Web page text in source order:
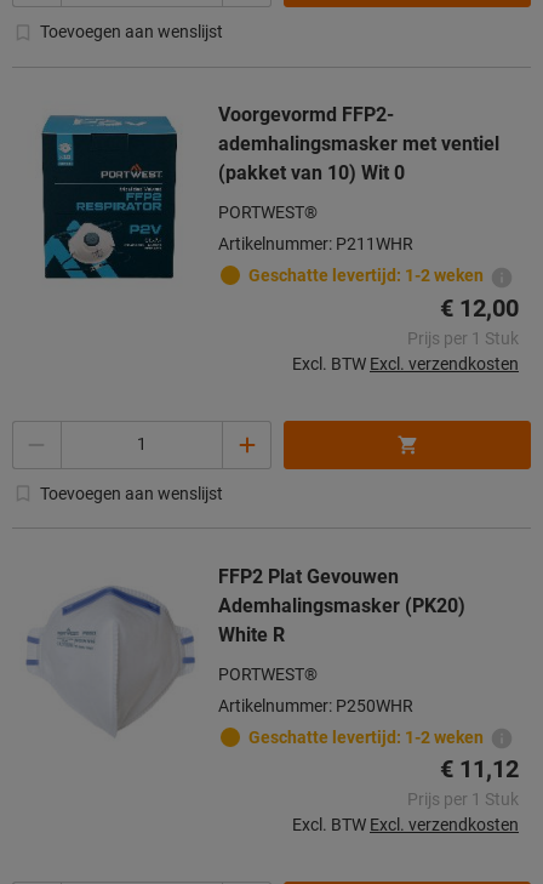
Toevoegen aan wenslijst
Voorgevormd FFP2-
ademhalingsmasker met ventiel
(pakket van 10) Wit 0
PORTWEST®
Artikelnummer: P211WHR
Geschatte levertijd: 1-2 weken
€ 12,00
Prijs per 1 Stuk
Excl. BTW Excl. verzendkosten
Toevoegen aan wenslijst
FFP2 Plat Gevouwen
Ademhalingsmasker (PK20)
White R
PORTWEST®
Artikelnummer: P250WHR
Geschatte levertijd: 1-2 weken
€ 11,12
Prijs per 1 Stuk
Excl. BTW Excl. verzendkosten